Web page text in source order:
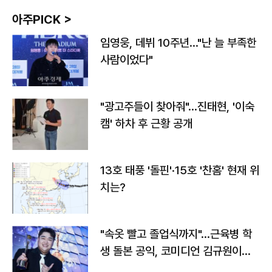
아주PICK >
임영웅, 데뷔 10주년…"난 늘 부족한
사람이었다"
"광고주들이 찾아줘"…진태현, '이숙
캠' 하차 후 근황 공개
13호 태풍 '돌핀'·15호 '찬홈' 현재 위
치는?
"속옷 빨고 졸업식까지"…근육병 학
생 돌본 공익, 코미디언 김규원이었